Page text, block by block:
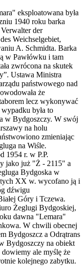
eksploatowana była
1940 roku barka
Verwalter der
Weichselgebiet,
A. Schmidta. Barka
w Pawłówku i tam
zwrócona na skutek
Ustawa Ministra
państwowego nad
że
lecz wykonywać
była to
w Bydgoszczy. W swój
na holu
zmieniając
na Wiśle.
1954 r. w P.P.
jako już "Ż - 2115" a
Bydgoska w
XX w. wycofano ją i
dźwigu
Góry i Tczewa.
Żeglugi Bydgoskiej,
dawna "Lemara"
W chwili obecnej
Bydgoszcz a Odrątrans
Bydgoszczy na obiekt
ale myślę że
kolejnego zabytku.